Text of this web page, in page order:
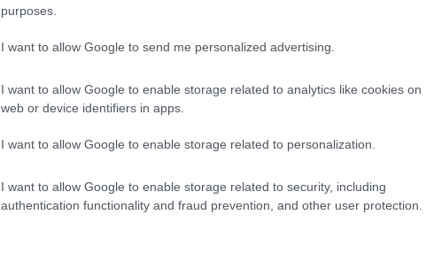
purposes.
I want to allow Google to send me personalized advertising.
I want to allow Google to enable storage related to analytics like cookies on
web or device identifiers in apps.
I want to allow Google to enable storage related to personalization.
I want to allow Google to enable storage related to security, including
authentication functionality and fraud prevention, and other user protection.